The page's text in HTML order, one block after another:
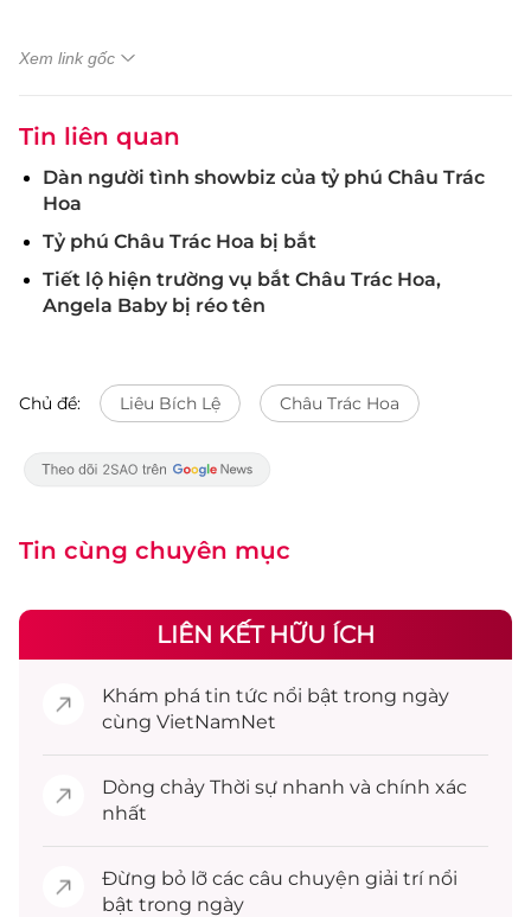
Xem link gốc
Tin liên quan
Dàn người tình showbiz của tỷ phú Châu Trác
Hoa
Tỷ phú Châu Trác Hoa bị bắt
Tiết lộ hiện trường vụ bắt Châu Trác Hoa,
Angela Baby bị réo tên
Chủ đề: Liêu Bích Lệ Châu Trác Hoa
Tin cùng chuyên mục
LIÊN KẾT HỮU ÍCH
Khám phá tin tức nổi bật trong ngày
cùng VietNamNet
Dòng chảy Thời sự nhanh và chính xác
nhất
Đừng bỏ lỡ các câu chuyện giải trínổi
bật trong ngày